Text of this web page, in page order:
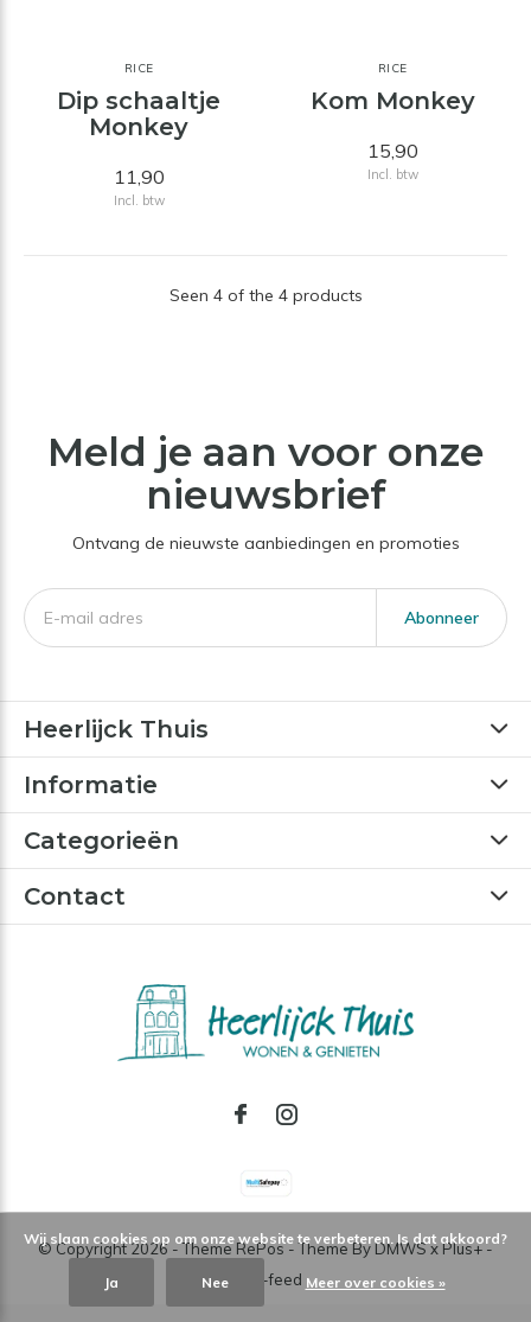
RICE
Dip schaaltje
Monkey
11,90
Incl. btw
RICE
Kom Monkey
15,90
Incl. btw
Seen 4 of the 4 products
Meld je aan voor onze
nieuwsbrief
Ontvang de nieuwste aanbiedingen en promoties
Abonneer
Heerlijck Thuis
Informatie
Categorieën
Contact
© Copyright2026- Theme RePos - Theme ByDMWSxPlus+-
RSS-feed
Wij slaan cookies op om onze website te verbeteren. Is dat akkoord?
Ja Nee Meer over cookies »